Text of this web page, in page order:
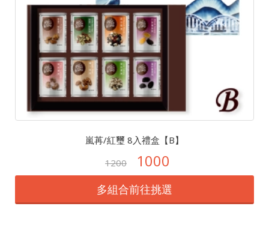
嵐苒/紅璽 8入禮盒【B】
1200
1000
多組合前往挑選